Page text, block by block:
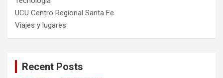
UCU Centro Regional Santa Fe
Viajes y lugares
Recent Posts